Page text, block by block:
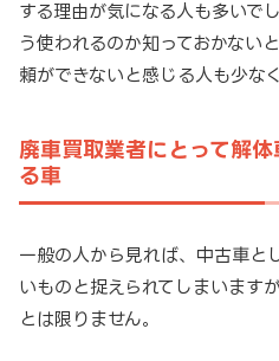
する理由が気になる人も多いで
う使われるのか知っておかない
頼ができないと感じる人も少な
廃車買取業者にとって解
る車
一般の人から見れば、中古車と
いものと捉えられてしまいます
とは限りません。